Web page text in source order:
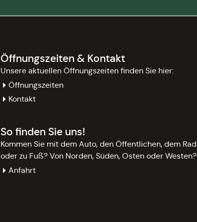
Öffnungszeiten & Kontakt
Unsere aktuellen Öffnungszeiten finden Sie hier:
Öffnungszeiten
Kontakt
So finden Sie uns!
Kommen Sie mit dem Auto, den Öffentlichen, dem Rad
oder zu Fuß? Von Norden, Süden, Osten oder Westen?
Anfahrt